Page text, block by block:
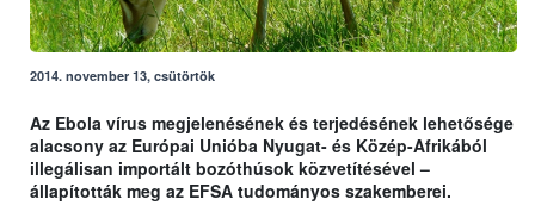
2014. november 13, csütörtök
Az Ebola vírus megjelenésének és terjedésének lehetősége
alacsony az Európai Unióba Nyugat- és Közép-Afrikából
illegálisan importált bozóthúsok közvetítésével –
állapították meg az EFSA tudományos szakemberei.